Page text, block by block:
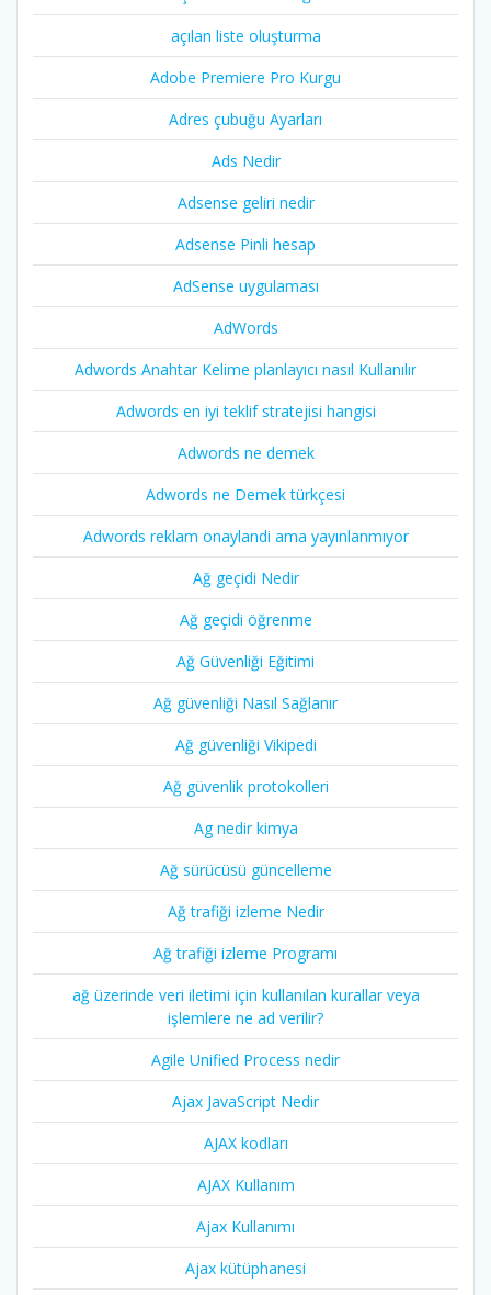
açılan liste oluşturma
Adobe Premiere Pro Kurgu
Adres çubuğu Ayarları
Ads Nedir
Adsense geliri nedir
Adsense Pinli hesap
AdSense uygulaması
AdWords
Adwords Anahtar Kelime planlayıcı nasıl Kullanılır
Adwords en iyi teklif stratejisi hangisi
Adwords ne demek
Adwords ne Demek türkçesi
Adwords reklam onaylandi ama yayınlanmıyor
Ağ geçidi Nedir
Ağ geçidi öğrenme
Ağ Güvenliği Eğitimi
Ağ güvenliği Nasıl Sağlanır
Ağ güvenliği Vikipedi
Ağ güvenlik protokolleri
Ag nedir kimya
Ağ sürücüsü güncelleme
Ağ trafiği izleme Nedir
Ağ trafiği izleme Programı
ağ üzerinde veri iletimi için kullanılan kurallar veya
işlemlere ne ad verilir?
Agile Unified Process nedir
Ajax JavaScript Nedir
AJAX kodları
AJAX Kullanım
Ajax Kullanımı
Ajax kütüphanesi